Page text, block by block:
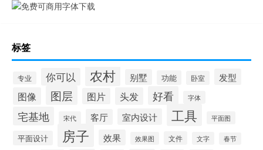
标签
专业 你可以 农村 别墅 功能 卧室 发型
图像 图层 图片 头发 好看 字体
宅基地 宋代 客厅 室内设计 工具 平面图
平面设计 房子 效果 效果图 文件 文字 春节